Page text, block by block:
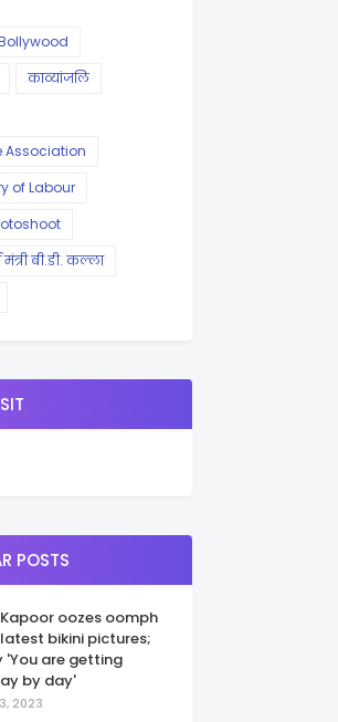
काव्यांजलि
Association
of Labour
मंत्री बी.डी. कल्ला
POSTS
oozes oomph
bikini pictures;
'You are getting
by day'
2023